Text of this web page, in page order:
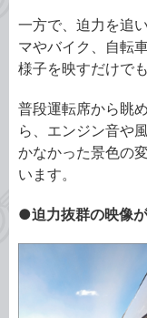
一方で、迫力を追
マやバイク、自転
様子を映すだけで
普段運転席から眺
ら、エンジン音や
かなかった景色の
います。
●迫力抜群の映像